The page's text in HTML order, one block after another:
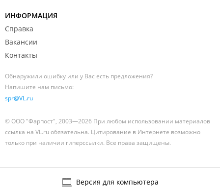
ИНФОРМАЦИЯ
Справка
Вакансии
Контакты
Обнаружили ошибку или у Вас есть предложения?
Напишите нам письмо:
spr@VL.ru
© ООО "Фарпост", 2003—2026 При любом использовании материалов
ссылка на VL.ru обязательна. Цитирование в Интернете возможно
только при наличии гиперссылки. Все права защищены.
Версия для компьютера